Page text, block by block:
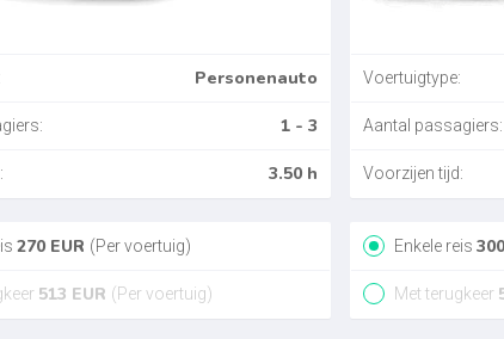
Personenauto
1 - 3
3.50 h
270 EUR (Per voertuig)
513 EUR (Per voertuig)
Voertuigtype:
Aantal passagiers:
Voorzijen tijd:
Enkele reis300
Met terugkeer